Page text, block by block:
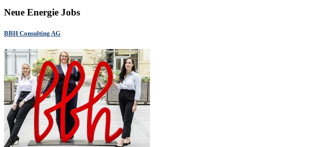
Neue Energie Jobs
BBH Consulting AG